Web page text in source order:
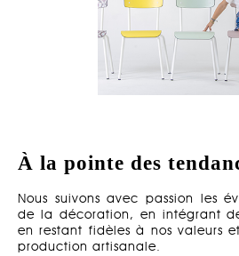
À la pointe des
Nous suivons avec passion les
de la décoration, en intégrant
en restant fidèles à nos valeurs
production artisanale.